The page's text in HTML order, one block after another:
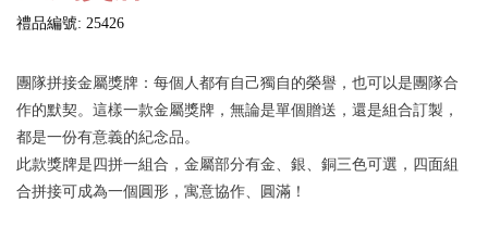
禮品編號: 25426
團隊拼接金屬獎牌：每個人都有自己獨自的榮譽，也可以是團隊合
作的默契。這樣一款金屬獎牌，無論是單個贈送，還是組合訂製，
都是一份有意義的紀念品。
此款獎牌是四拼一組合，金屬部分有金、銀、銅三色可選，四面組
合拼接可成為一個圓形，寓意協作、圓滿！